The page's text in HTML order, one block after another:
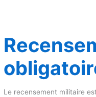
Le recensement militaire